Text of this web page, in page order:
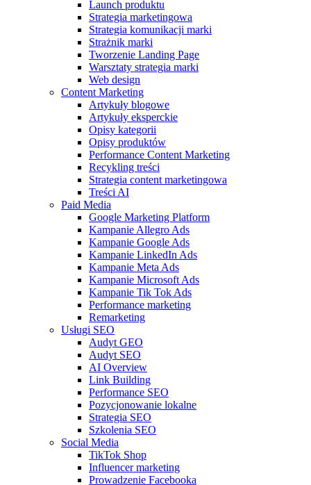
Launch produktu
Strategia marketingowa
Strategia komunikacji marki
Strażnik marki
Tworzenie Landing Page
Warsztaty strategia marki
Web design
Content Marketing
Artykuły blogowe
Artykuły eksperckie
Opisy kategorii
Opisy produktów
Performance Content Marketing
Recykling treści
Strategia content marketingowa
Treści AI
Paid Media
Google Marketing Platform
Kampanie Allegro Ads
Kampanie Google Ads
Kampanie LinkedIn Ads
Kampanie Meta Ads
Kampanie Microsoft Ads
Kampanie Tik Tok Ads
Performance marketing
Remarketing
Usługi SEO
Audyt GEO
Audyt SEO
AI Overview
Link Building
Performance SEO
Pozycjonowanie lokalne
Strategia SEO
Szkolenia SEO
Social Media
TikTok Shop
Influencer marketing
Prowadzenie Facebooka